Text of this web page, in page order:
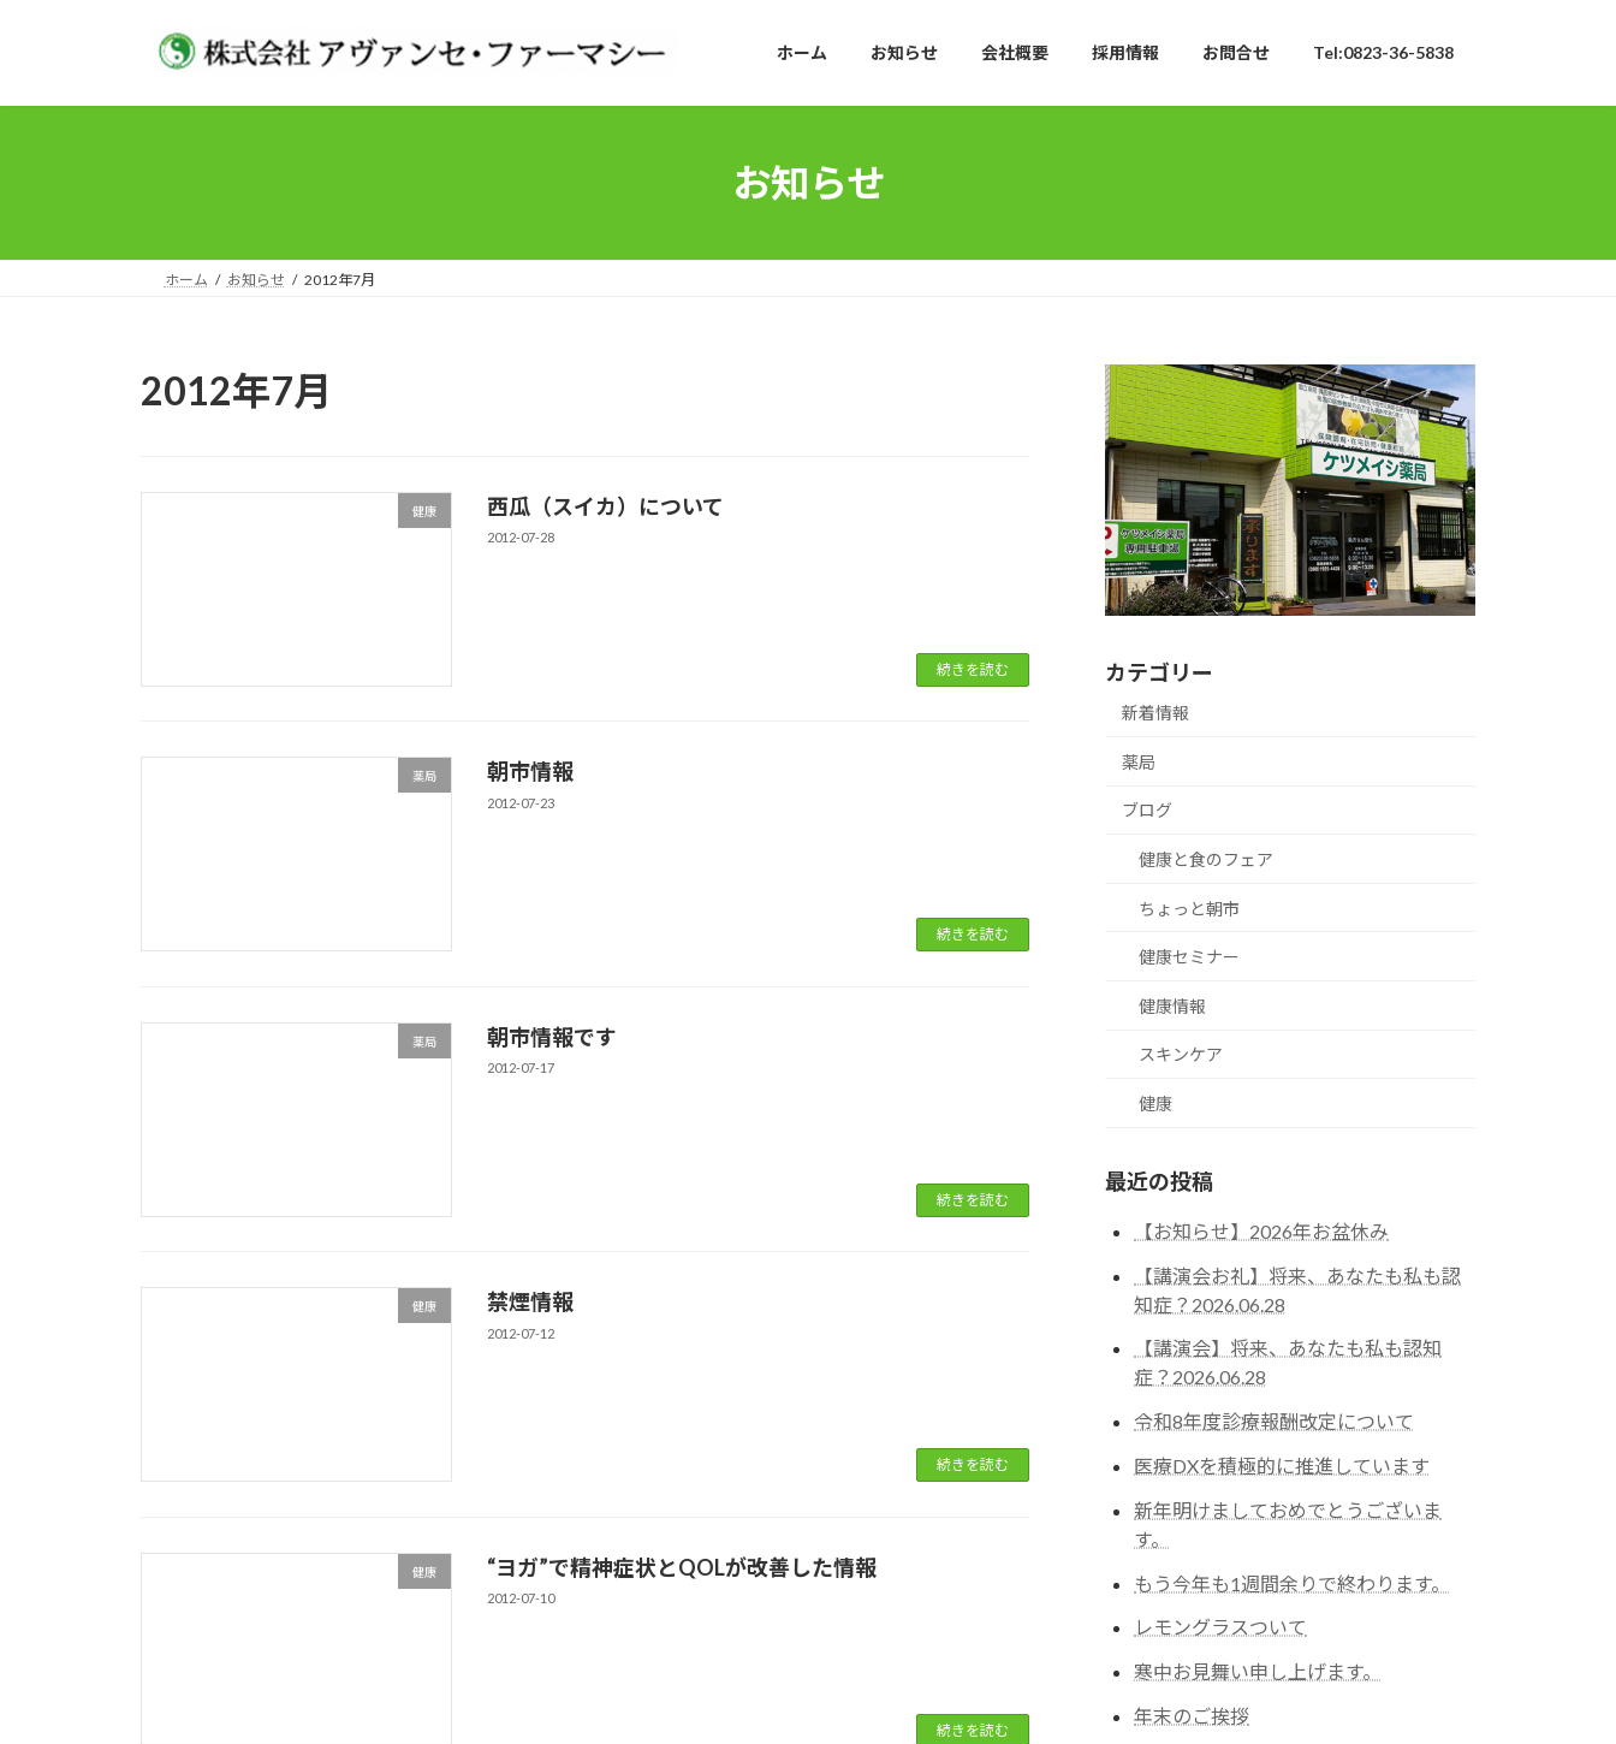
ン
ー
ホーム お知らせ 会社概要 採用情報 お問合せ Tel:0823-36-5838
お知らせ
ホーム お知らせ 2012年7月
2012年7月
健康 西瓜（スイカ）について
2012-07-28
続きを読む
薬局 朝市情報
2012-07-23
続きを読む
薬局 朝市情報です
2012-07-17
続きを読む
健康 禁煙情報
2012-07-12
続きを読む
健康 “ヨガ”で精神症状とQOLが改善した情報
2012-07-10
続きを読む
カテゴリー
新着情報
薬局
ブログ
健康と食のフェア
ちょっと朝市
健康セミナー
健康情報
スキンケア
健康
最近の投稿
【お知らせ】2026年お盆休み
【講演会お礼】将来、あなたも私も認
知症？2026.06.28
【講演会】将来、あなたも私も認知
症？2026.06.28
令和8年度診療報酬改定について
医療DXを積極的に推進しています
新年明けましておめでとうございま
す。
もう今年も1週間余りで終わります。
レモングラスついて
寒中お見舞い申し上げます。
年末のご挨拶